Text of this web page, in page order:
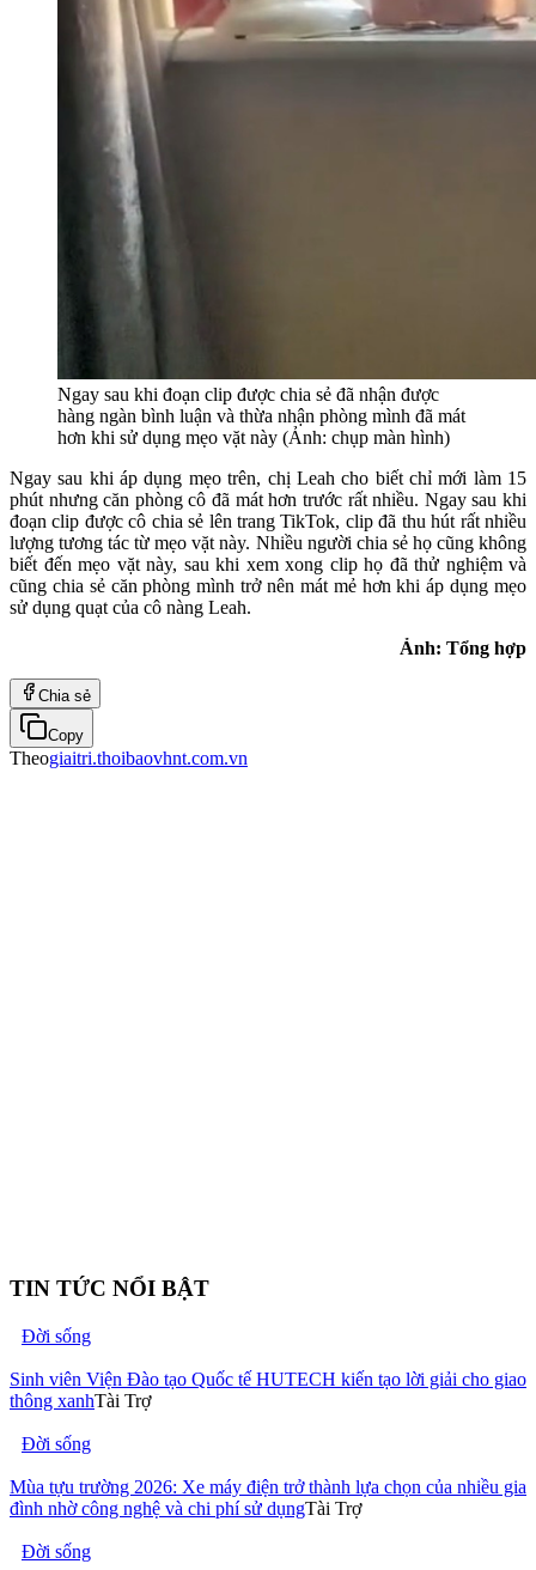
Ngay sau khi đoạn clip được chia sẻ đã nhận được
hàng ngàn bình luận và thừa nhận phòng mình đã mát
hơn khi sử dụng mẹo vặt này (Ảnh: chụp màn hình)
Ngay sau khi áp dụng mẹo trên, chị Leah cho biết chỉ mới làm 15
phút nhưng căn phòng cô đã mát hơn trước rất nhiều. Ngay sau khi
đoạn clip được cô chia sẻ lên trang TikTok, clip đã thu hút rất nhiều
lượng tương tác từ mẹo vặt này. Nhiều người chia sẻ họ cũng không
biết đến mẹo vặt này, sau khi xem xong clip họ đã thử nghiệm và
cũng chia sẻ căn phòng mình trở nên mát mẻ hơn khi áp dụng mẹo
sử dụng quạt của cô nàng Leah.
Ảnh: Tổng hợp
Chia sẻ
Copy
Theogiaitri.thoibaovhnt.com.vn
TIN TỨC NỔI BẬT
Đời sống
Sinh viên Viện Đào tạo Quốc tế HUTECH kiến tạo lời giải cho giao
thông xanhTài Trợ
Đời sống
Mùa tựu trường 2026: Xe máy điện trở thành lựa chọn của nhiều gia
đình nhờ công nghệ và chi phí sử dụngTài Trợ
Đời sống